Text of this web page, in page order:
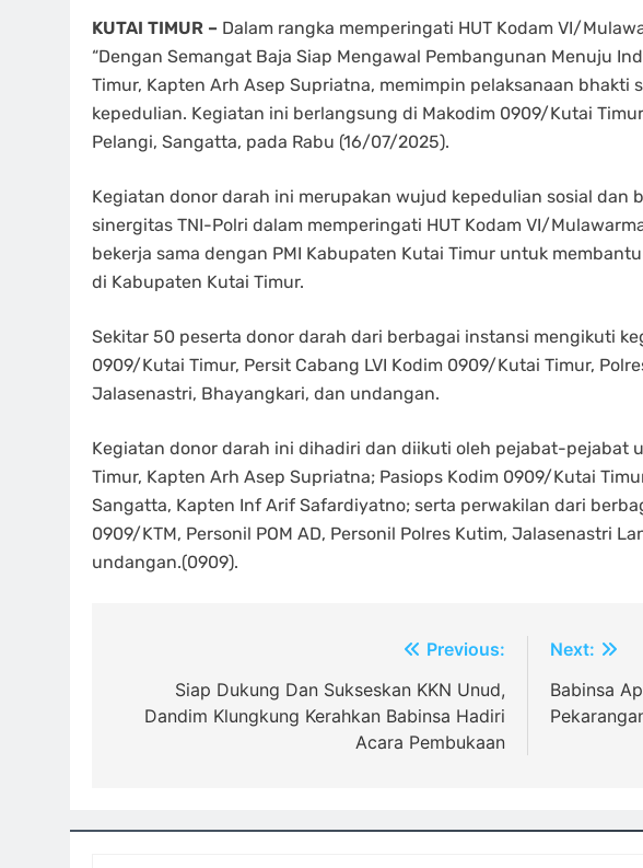
KUTAI TIMUR – Dalam rangka memperingati HUT Kodam VI/
“Dengan Semangat Baja Siap Mengawal Pembangunan Menuju
Timur, Kapten Arh Asep Supriatna, memimpin pelaksanaan bhakti
kepedulian. Kegiatan ini berlangsung di Makodim 0909/Kutai
Pelangi, Sangatta, pada Rabu (16/07/2025).
Kegiatan donor darah ini merupakan wujud kepedulian sosial dan
sinergitas TNI-Polri dalam memperingati HUT Kodam VI/
bekerja sama dengan PMI Kabupaten Kutai Timur untuk
di Kabupaten Kutai Timur.
Sekitar 50 peserta donor darah dari berbagai instansi mengikuti
0909/Kutai Timur, Persit Cabang LVI Kodim 0909/Kutai Timur,
Jalasenastri, Bhayangkari, dan undangan.
Kegiatan donor darah ini dihadiri dan diikuti oleh pejabat-pejabat
Timur, Kapten Arh Asep Supriatna; Pasiops Kodim 0909/Kutai
Sangatta, Kapten Inf Arif Safardiyatno; serta perwakilan dari
0909/KTM, Personil POM AD, Personil Polres Kutim, Jalasenastri
undangan.(0909).
Previous:
Siap Dukung Dan Sukseskan KKN Unud,
Dandim Klungkung Kerahkan Babinsa Hadiri
Acara Pembukaan
Next:
Babinsa